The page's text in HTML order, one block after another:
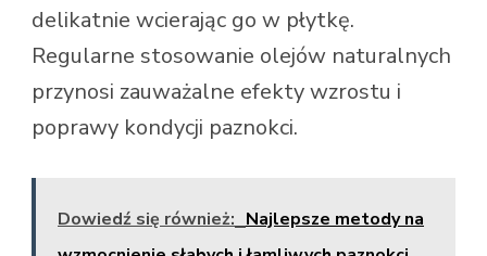
delikatnie wcierając go w płytkę.
Regularne stosowanie olejów naturalnych
przynosi zauważalne efekty wzrostu i
poprawy kondycji paznokci.
Dowiedź się również: Najlepsze metody na